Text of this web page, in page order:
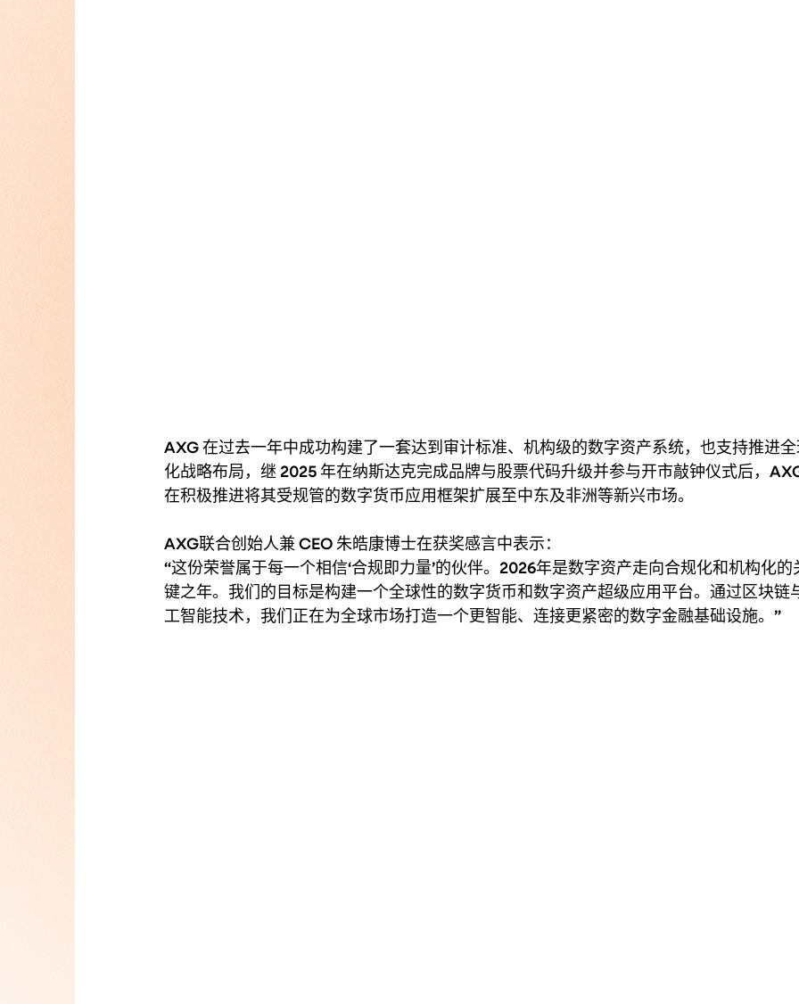
AXG 在过去一年中成功构建了一套达到审计标准、机构级的数字资产系统，也支持推进
化战略布局，继 2025 年在纳斯达克完成品牌与股票代码升级并参与开市敲钟仪式后，
在积极推进将其受规管的数字货币应用框架扩展至中东及非洲等新兴市场。
AXG联合创始人兼 CEO 朱皓康博士在获奖感言中表示：
“这份荣誉属于每一个相信‘合规即力量’的伙伴。2026年是数字资产走向合规化和机构化的
键之年。我们的目标是构建一个全球性的数字货币和数字资产超级应用平台。通过区块链
工智能技术，我们正在为全球市场打造一个更智能、连接更紧密的数字金融基础设施。”